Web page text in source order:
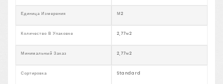
Единица Измерения М2
Количество В Упаковке 2,77м2
Минимальный Заказ 2,77м2
Сортировка Standard